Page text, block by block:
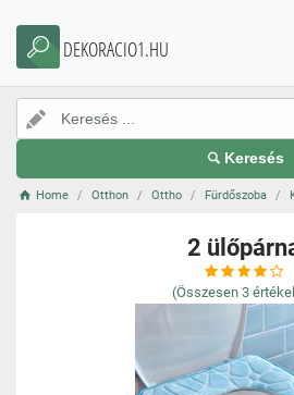
DEKORACIO1.HU
Keresés
Home Otthon Ottho Fürdőszoba
2
(Összesen 3